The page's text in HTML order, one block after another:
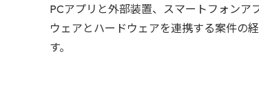
PCアプリと外部装置、スマートフォンア
ウェアとハードウェアを連携する案件の
す。